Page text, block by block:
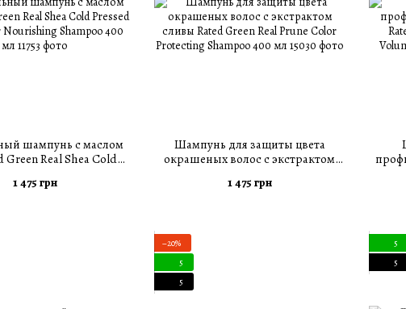
шампунь с маслом
Real Shea Cold
400 мл
1 475 грн
Шампунь для защиты цвета
окрашеных волос с экстрактом
Protecting Shampoo 400 мл
1 475 грн
−20%
5
5
5
5